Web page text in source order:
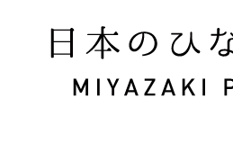
日本のひなた 宮崎県